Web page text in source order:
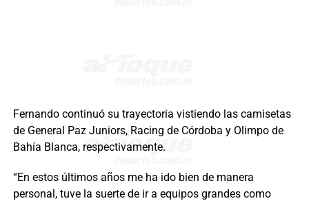
Fernando continuó su trayectoria vistiendo las camisetas
de General Paz Juniors, Racing de Córdoba y Olimpo de
Bahía Blanca, respectivamente.
“En estos últimos años me ha ido bien de manera
personal, tuve la suerte de ir a equipos grandes como